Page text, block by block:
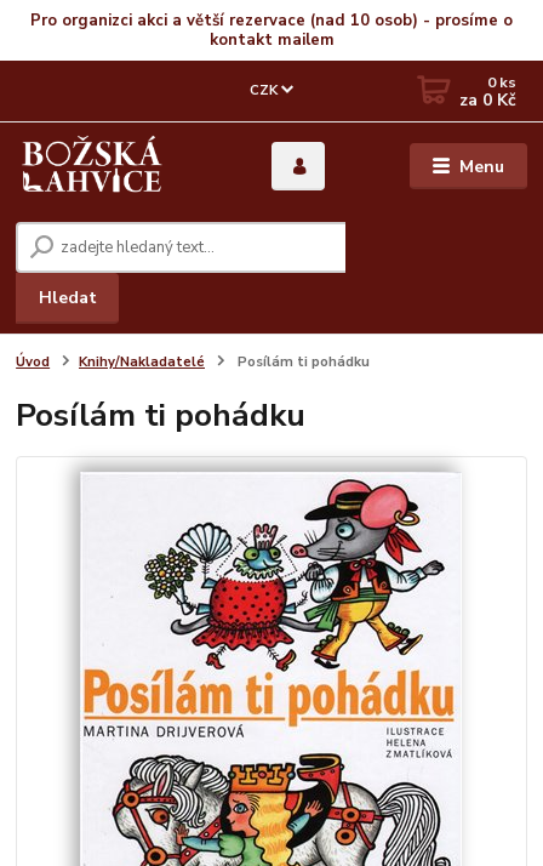
Pro organizci akci a větší rezervace (nad 10 osob) - prosíme o
kontakt mailem
Menu
CZK
Hledat
0ks
za 0 Kč
Úvod Knihy/Nakladatelé Posílám ti pohádku
Posílám ti pohádku